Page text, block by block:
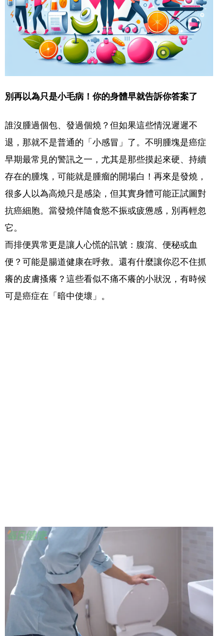
別再以為只是小毛病！你的身體早就告訴你答案了
誰沒腫過個包、發過個燒？但如果這些情況遲遲不
退，那就不是普通的「小感冒」了。不明腫塊是癌症
早期最常見的警訊之一，尤其是那些摸起來硬、持續
存在的腫塊，可能就是腫瘤的開場白！再來是發燒，
很多人以為高燒只是感染，但其實身體可能正試圖對
抗癌細胞。當發燒伴隨食慾不振或疲憊感，別再輕忽
它。
而排便異常更是讓人心慌的訊號：腹瀉、便秘或血
便？可能是腸道健康在呼救。還有什麼讓你忍不住抓
癢的皮膚搔癢？這些看似不痛不癢的小狀況，有時候
可是癌症在「暗中使壞」。